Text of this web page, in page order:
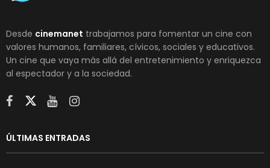
Desde cinemanet trabajamos para fomentar un cine con
valores humanos, familiares, cívicos, sociales y educativos.
Un cine que vaya más allá del entretenimiento y enriquezca
al espectador y a la sociedad.
ÚLTIMAS ENTRADAS